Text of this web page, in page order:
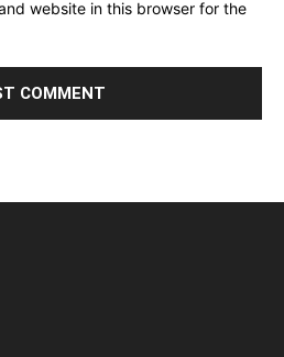
website in this browser for the